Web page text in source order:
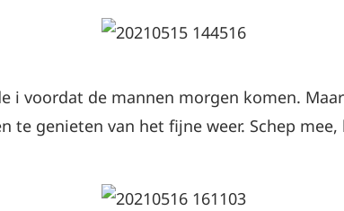
i voordat de mannen morgen komen.
te genieten van het fijne weer. Schep